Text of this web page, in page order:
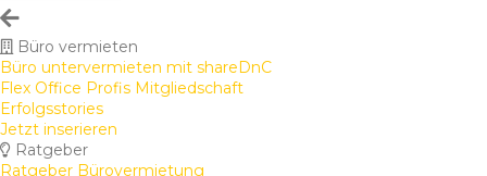
Büro vermieten
Büro untervermieten mit shareDnC
Flex Office Profis Mitgliedschaft
Erfolgsstories
Jetzt inserieren
Ratgeber
Ratgeber Bürovermietung